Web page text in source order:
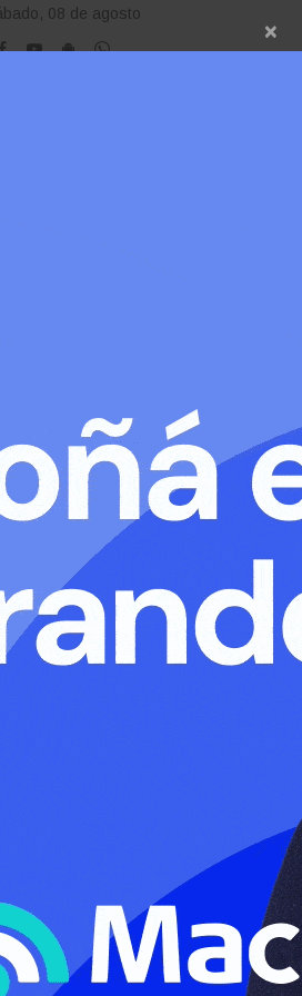
08 de agosto
×